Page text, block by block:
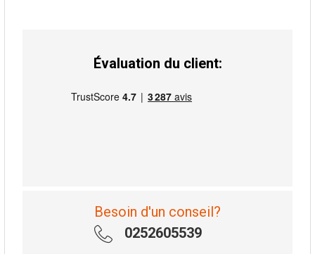
Évaluation du client:
Besoin d'un conseil?
0252605539